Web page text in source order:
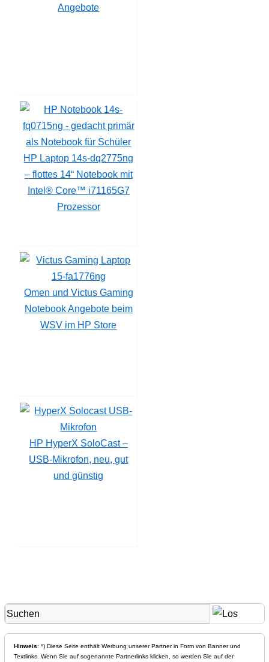
Angebote
HP Laptop 14s-dq2775ng
– flottes 14“ Notebook mit
Intel® Core™ i71165G7
Prozessor
Omen und Victus Gaming
Notebook Angebote beim
WSV im HP Store
HP HyperX SoloCast –
USB-Mikrofon, neu, gut
und günstig
Hinweis: *) Diese Seite enthält Werbung unserer Partner in Form von Banner und
Textlinks. Wenn Sie auf sogenannte Partnerlinks klicken, so werden Sie auf der